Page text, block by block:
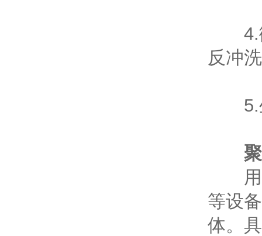
4.微
反冲
5.生
用于
等设
体。